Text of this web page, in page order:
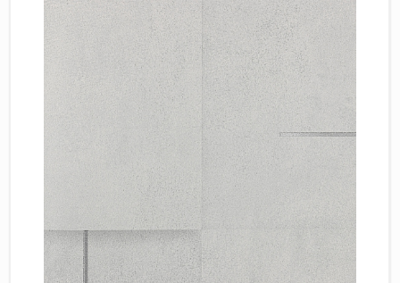
Bernardo
Cristiana Masi
Decori Decori
...
Emiliana Parati
Grandeco
Kerama Marazzi
Marburg
..
Обои панно
Обои под покраску